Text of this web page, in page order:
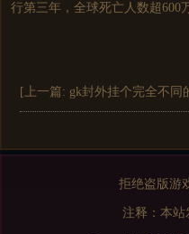
行第三年，全球死亡人数超600
[上一篇: gk封外挂个完全不同
拒绝盗版游
注释：本站